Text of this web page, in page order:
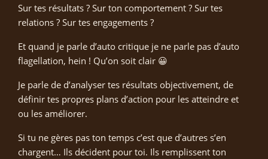
Sur tes résultats ? Sur ton comportement ? Sur tes
relations ? Sur tes engagements ?
Et quand je parle d’auto critique je ne parle pas d’auto
flagellation, hein ! Qu’on soit clair 😀
Je parle de d’analyser tes résultats objectivement, de
définir tes propres plans d’action pour les atteindre et
ou les améliorer.
Si tu ne gères pas ton temps c’est que d’autres s’en
chargent… Ils décident pour toi. Ils remplissent ton